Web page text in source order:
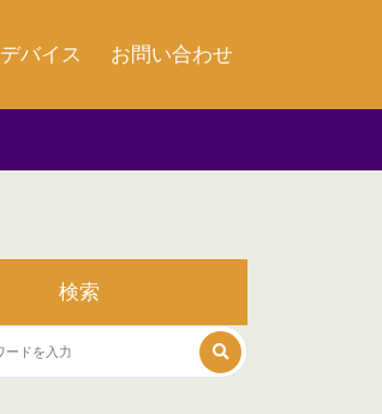
デバイス お問い合わせ
検索